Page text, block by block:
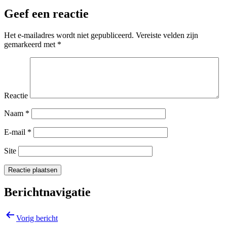
Geef een reactie
Het e-mailadres wordt niet gepubliceerd. Vereiste velden zijn
gemarkeerd met *
Reactie
Naam *
E-mail *
Site
Berichtnavigatie
Vorig bericht